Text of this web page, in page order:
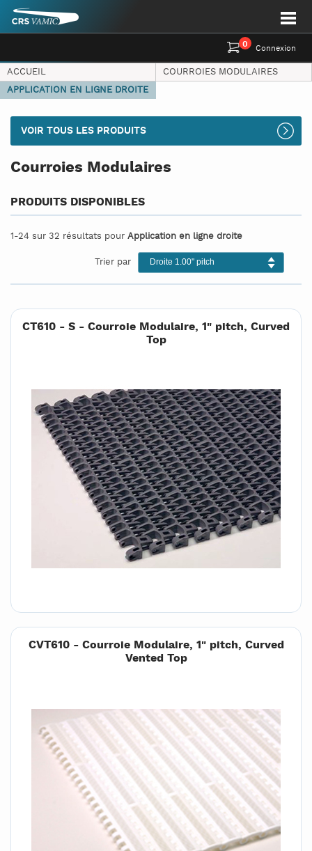
Connexion
0
ACCUEIL
COURROIES MODULAIRES
APPLICATION EN LIGNE DROITE
VOIR TOUS LES PRODUITS
Courroies Modulaires
PRODUITS DISPONIBLES
1-24 sur 32 résultats pour Application en ligne droite
Trier par Droite 1.00" pitch
CT610 - S - Courroie Modulaire, 1" pitch, Curved
Top
CVT610 - Courroie Modulaire, 1" pitch, Curved
Vented Top